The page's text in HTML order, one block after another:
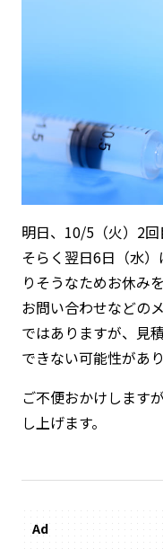
明日、10/5（火）2
そらく翌日6日（水
りそうなためお休み
お問い合わせなどの
ではありますが、見
できない可能性があり
ご不便おかけします
し上げます。
Ad